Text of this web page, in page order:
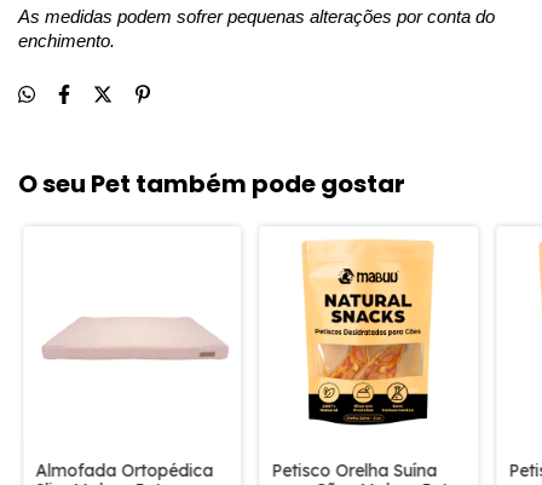
As medidas podem sofrer pequenas alterações por conta do
enchimento.
O seu Pet também pode gostar
Almofada Ortopédica
Petisco Orelha Suína